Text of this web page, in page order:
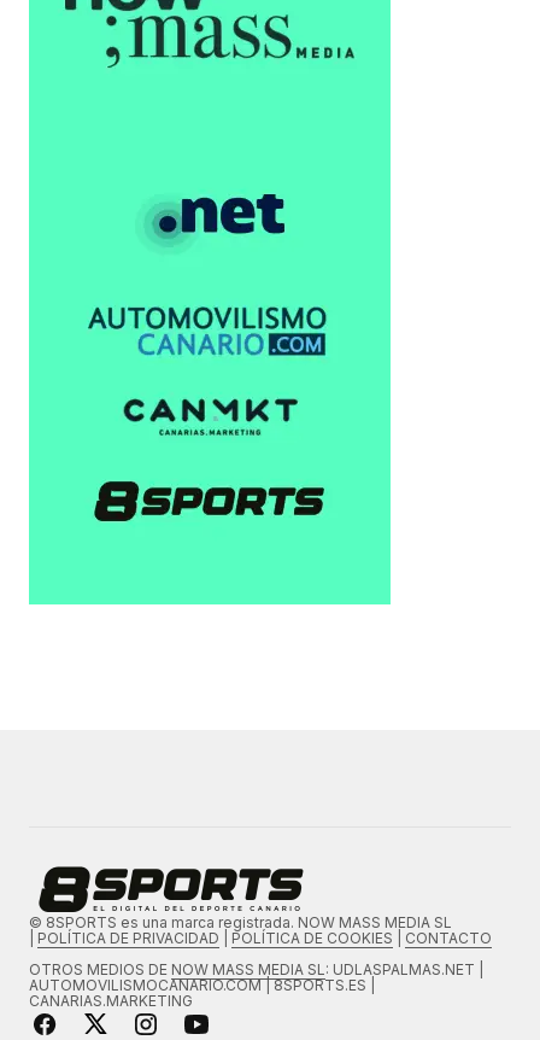
© 8SPORTS es una marca registrada. NOW MASS MEDIA SL
POLÍTICA DE PRIVACIDAD POLÍTICA DE COOKIES
CONTACTO
OTROS MEDIOS DE NOW MASS MEDIA SL : UDLASPALMAS.NET |
AUTOMOVILISMOCANARIO.COM | 8SPORTS.ES |
CANARIAS.MARKETING